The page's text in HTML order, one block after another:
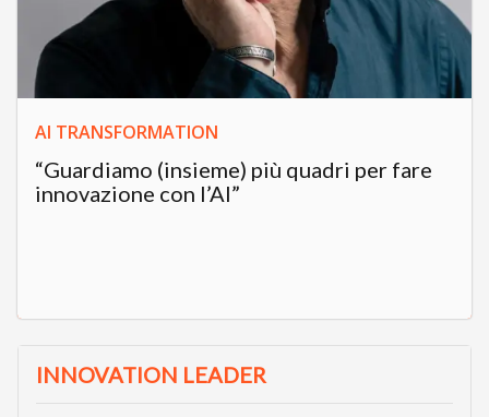
AI TRANSFORMATION
“Guardiamo (insieme) più quadri per fare
innovazione con l’AI”
INNOVATION LEADER